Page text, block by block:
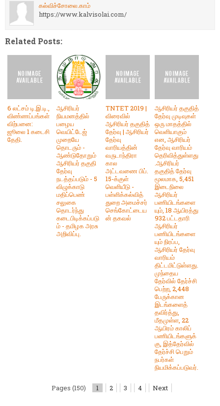
கல்விச்சோலை.காம்
https://www.kalvisolai.com/
Related Posts:
6 லட்சம் டி.இ.டி.,
விண்ணப்பங்கள்
விற்பனை:
ஜூலை 1 கடைசி
தேதி.
ஆசிரியர்
நியமனத்தில்
பழைய
வெயிட்டேஜ்
முறையே
தொடரும் -
ஆண்டுதோறும்
ஆசிரியர் தகுதி
தேர்வு
நடத்தப்படும் - 5
விழுக்காடு
மதிப்பெண்
சலுகை
தொடர்ந்து
கடைபிடிக்கப்படு
ம் - தமிழக அரசு
அறிவிப்பு.
TNTET 2019 |
விரைவில்
ஆசிரியர் தகுதித்
தேர்வு | ஆசிரியர்
தேர்வு
வாரியத்தின்
வருடாந்திரா
கால
அட்டவணை பிப்.
15-க்குள்
வெளியீடு -
பள்ளிக்கல்வித்
துறை அமைச்சர்
செங்கோட்டைய
ன் தகவல்
ஆசிரியர் தகுதித்
தேர்வு முடிவுகள்
ஒரு மாதத்தில்
வெளியாகும்
என, ஆசிரியர்
தேர்வு வாரியம்
தெரிவித்துள்ளது
.ஆசிரியர்
தகுதித் தேர்வு
மூலமாக, 5,451
இடைநிலை
ஆசிரியர்
பணியிடங்களை
யும், 18 ஆயிரத்து
932 பட்டதாரி
ஆசிரியர்
பணியிடங்களை
யும் நிரப்ப,
ஆசிரியர் தேர்வு
வாரியம்
திட்டமிட்டுள்ளது.
முந்தைய
தேர்வில் தேர்ச்சி
பெற்ற, 2,448
பேருக்கான
இடங்களைத்
தவிர்த்து,
மீதமுள்ள, 22
ஆயிரம் காலிப்
பணியிடங்களுக்
கு, இத்தேர்வில்
தேர்ச்சி பெறும்
நபர்கள்
நியமிக்கப்படுவர்.
Pages (150) 1 2 3 4 Next